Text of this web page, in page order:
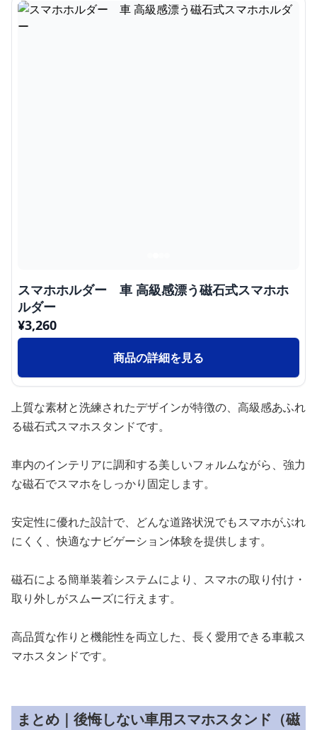
スマホホルダー 車 高級感漂う磁石式スマホホ
ルダー
¥3,260
商品の詳細を見る
上質な素材と洗練されたデザインが特徴の、高級感あふれ
る磁石式スマホスタンドです。
車内のインテリアに調和する美しいフォルムながら、強力
な磁石でスマホをしっかり固定します。
安定性に優れた設計で、どんな道路状況でもスマホがぶれ
にくく、快適なナビゲーション体験を提供します。
磁石による簡単装着システムにより、スマホの取り付け・
取り外しがスムーズに行えます。
高品質な作りと機能性を両立した、長く愛用できる車載ス
マホスタンドです。
まとめ｜後悔しない車用スマホスタンド（磁